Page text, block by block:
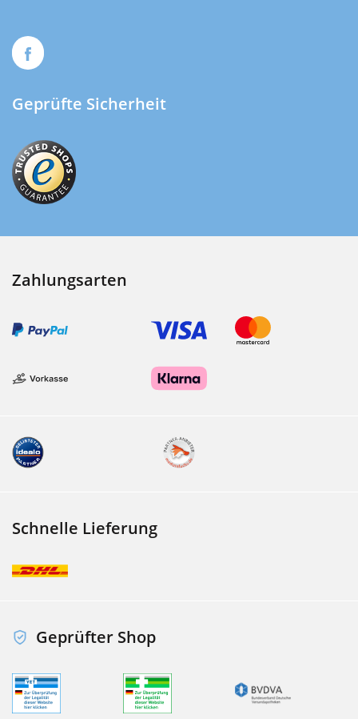
Geprüfte Sicherheit
Zahlungsarten
Schnelle Lieferung
Geprüfter Shop